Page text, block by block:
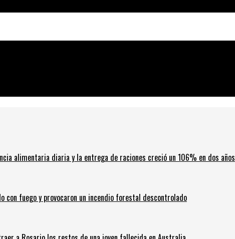
alimentaria diaria y la entrega de raciones creció un 106% en dos años
con fuego y provocaron un incendio forestal descontrolado